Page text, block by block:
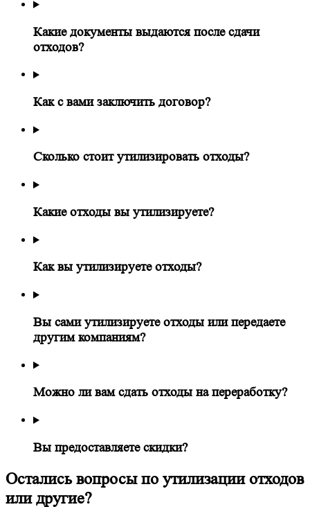
Какие документы выдаются после сдачи
отходов?
Как с вами заключить договор?
Сколько стоит утилизировать отходы?
Какие отходы вы утилизируете?
Как вы утилизируете отходы?
Вы сами утилизируете отходы или передаете
другим компаниям?
Можно ли вам сдать отходы на переработку?
Вы предоставляете скидки?
Остались вопросы по утилизации отходов
или другие?